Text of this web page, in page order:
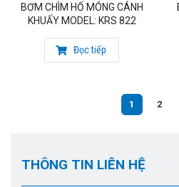
BƠM CHÌM HỐ MÓNG CÁNH
KHUẤY MODEL: KRS 822
Đọc tiếp
1 2
THÔNG TIN LIÊN HỆ